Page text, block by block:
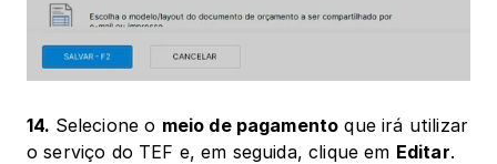
14. Selecione o meio de pagamento que irá utilizar
o serviço do TEF e, em seguida, clique em Editar.